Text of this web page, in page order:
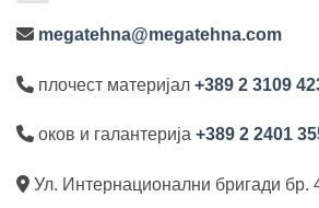
megatehna@megatehna.com
плочест материјал +389 2 3109
оков и галантерија +389 2 2401
Ул. Интернационални бригади бр.